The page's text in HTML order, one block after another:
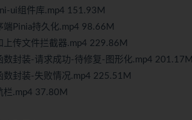
ui组件库.mp4 151.93M
Pinia持久化.mp4 98.66M
传文件拦截器.mp4 229.86M
封装-请求成功-待修复-图形化.mp4 201.17M
封装-失败情况.mp4 225.51M
栏.mp4 37.80M